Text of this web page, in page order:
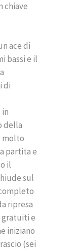
chiave
ace di
bassi e il
di
della
molto
partita e
il
sul
ripresa
gratuiti e
iniziano
(sei